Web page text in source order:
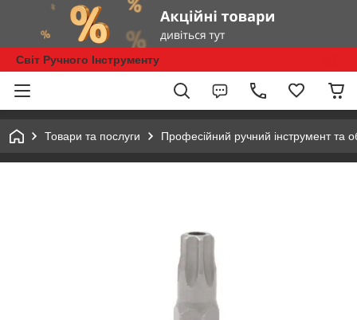
Світ Ручного Інструменту
Товари та послуги Професійний ручний інструмент та